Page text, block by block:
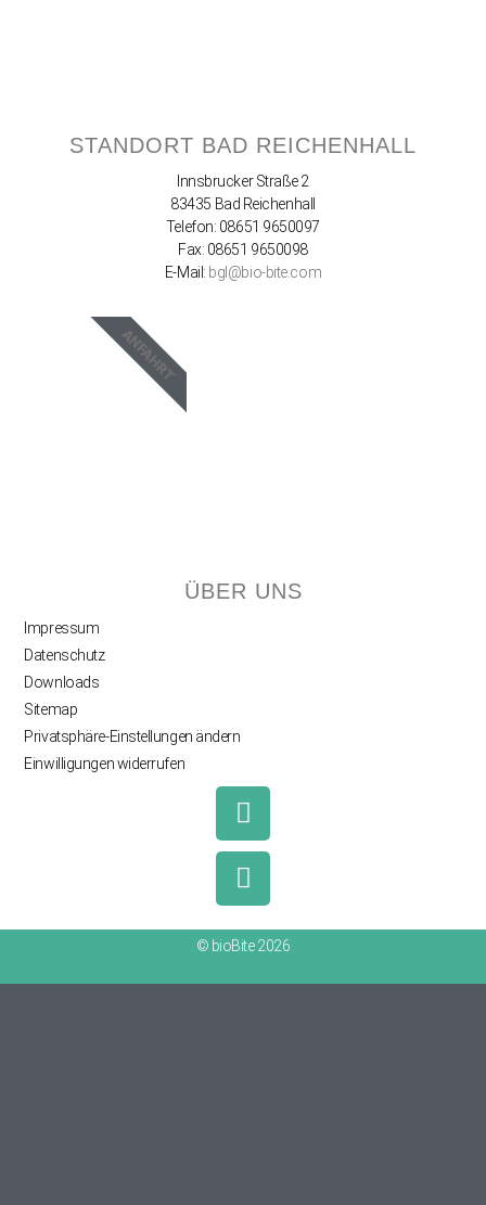
STANDORT BAD REICHENHALL
Innsbrucker Straße 2
83435 Bad Reichenhall
Telefon: 08651 9650097
Fax: 08651 9650098
E-Mail: bgl@bio-bite.com
ANFAHRT
ÜBER UNS
Impressum
Datenschutz
Downloads
Sitemap
Privatsphäre-Einstellungen ändern
Einwilligungen widerrufen
© bioBite 2026